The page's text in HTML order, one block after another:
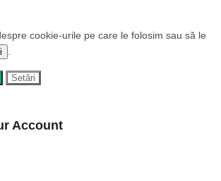
cookie-urile pe care le folosim sau să le
Setări
Account